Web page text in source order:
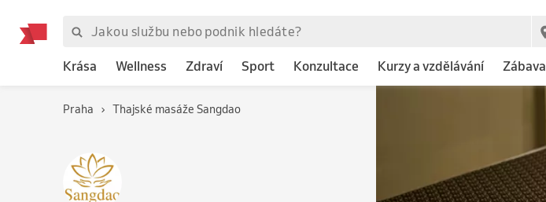
Krása Wellness Zdraví Sport Konzultace Kurzy a vzdělávání Zábava
Praha Thajské masáže Sangdao